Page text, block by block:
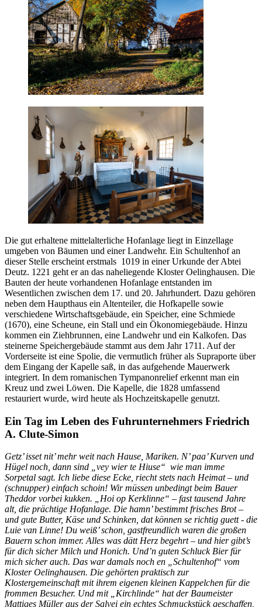
Die gut erhaltene mittelalterliche Hofanlage liegt in Einzellage
umgeben von Bäumen und einer Landwehr. Ein Schultenhof an
dieser Stelle erscheint erstmals 1019 in einer Urkunde der Abtei
Deutz. 1221 geht er an das naheliegende Kloster Oelinghausen. Die
Bauten der heute vorhandenen Hofanlage entstanden im
Wesentlichen zwischen dem 17. und 20. Jahrhundert. Dazu gehören
neben dem Haupthaus ein Altenteiler, die Hofkapelle sowie
verschiedene Wirtschaftsgebäude, ein Speicher, eine Schmiede
(1670), eine Scheune, ein Stall und ein Ökonomiegebäude. Hinzu
kommen ein Ziehbrunnen, eine Landwehr und ein Kalkofen. Das
steinerne Speichergebäude stammt aus dem Jahr 1711. Auf der
Vorderseite ist eine Spolie, die vermutlich früher als Supraporte über
dem Eingang der Kapelle saß, in das aufgehende Mauerwerk
integriert. In dem romanischen Tympanonrelief erkennt man ein
Kreuz und zwei Löwen. Die Kapelle, die 1828 umfassend
restauriert wurde, wird heute als Hochzeitskapelle genutzt.
Ein Tag im Leben des Fuhrunternehmers Friedrich
A. Clute-Simon
Getz’ isset nit’ mehr weit nach Hause, Mariken. N’ paa’ Kurven und
Hügel noch, dann sind „vey wier te Hiuse“ wie man imme
Sorpetal sagt. Ich liebe diese Ecke, riecht stets nach Heimat – und
(schnupper) einfach schoin! Wir müssen unbedingt beim Bauer
Theddor vorbei kukken. „Hoi op Kerklinne“ – fast tausend Jahre
alt, die prächtige Hofanlage. Die hamn’ bestimmt frisches Brot –
und gute Butter, Käse und Schinken, dat können se richtig guett - die
Luie van Linne! Du weiß’ schon, gastfreundlich waren die großen
Bauern schon immer. Alles was dätt Herz begehrt – und hier gibt’s
für dich sicher Milch und Honich. Und’n guten Schluck Bier für
mich sicher auch. Das war damals noch en „Schultenhof“ vom
Kloster Oelinghausen. Die gehörten praktisch zur
Klostergemeinschaft mit ihrem eigenen kleinen Kappelchen für die
frommen Besucher. Und mit „Kirchlinde“ hat der Baumeister
Mattiges Müller aus der Salvei ein echtes Schmuckstück geschaffen,